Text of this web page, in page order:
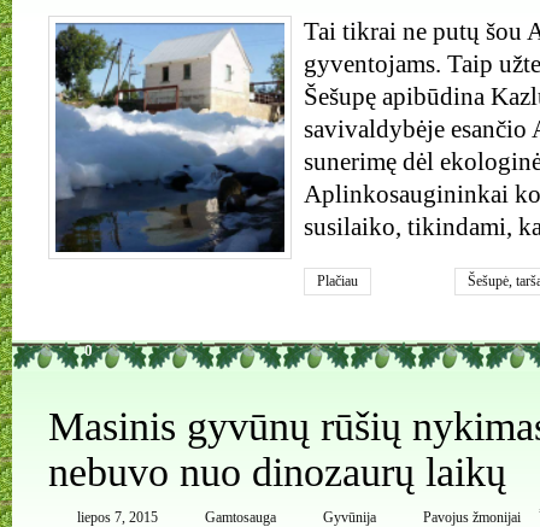
Tai tikrai ne putų šou
gyventojams. Taip
Šešupę apibūdina
savivaldybėje
sunerimę dėl
Aplinkosaugininkai
susilaiko, tikindami,
Plačiau Šešupė,
0
Masinis gyvūnų rūšių
nebuvo nuo dinozaurų laikų
liepos 7, 2015 Gamtosauga Gyvūnija Pavojus žmonijai